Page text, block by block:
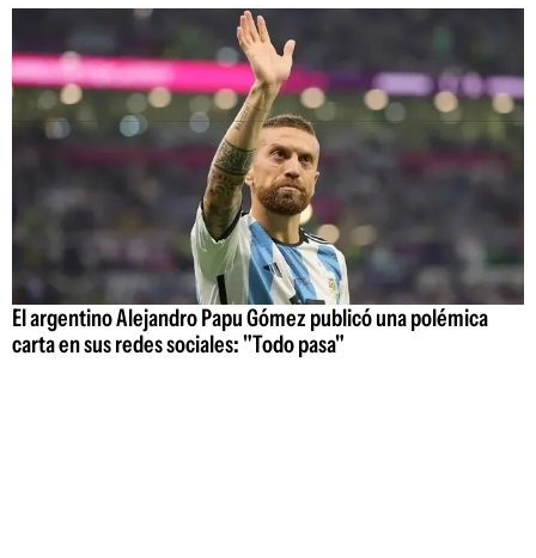
El argentino Alejandro Papu Gómez publicó una polémica
carta en sus redes sociales: "Todo pasa"